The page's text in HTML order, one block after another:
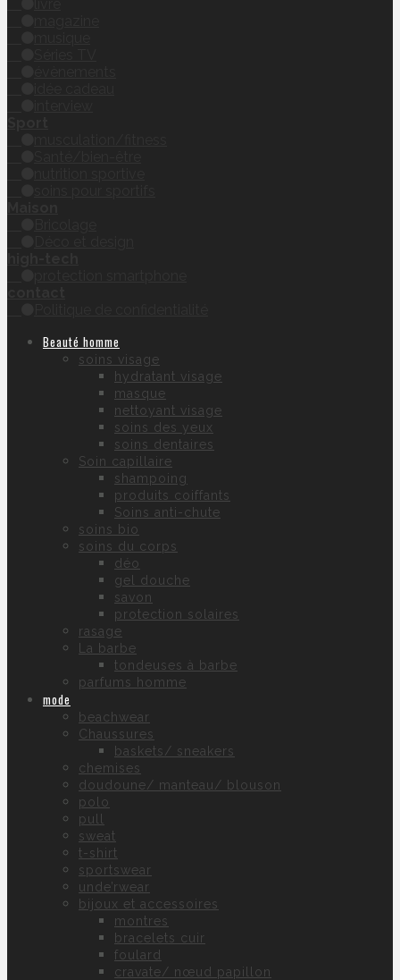
Beauté homme
soins visage
hydratant visage
masque
nettoyant visage
soins des yeux
soins dentaires
Soin capillaire
shampoing
produits coiffants
Soins anti-chute
soins bio
soins du corps
déo
gel douche
savon
protection solaires
rasage
La barbe
tondeuses à barbe
parfums homme
mode
beachwear
Chaussures
baskets/ sneakers
chemises
doudoune/ manteau/ blouson
polo
pull
sweat
t-shirt
sportswear
unde’rwear
bijoux et accessoires
montres
bracelets cuir
foulard
cravate/ nœud papillon